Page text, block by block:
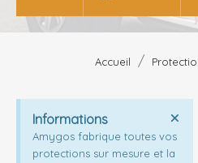
Accueil
Informations
Amygos fabrique toutes vos
protections sur mesure et la